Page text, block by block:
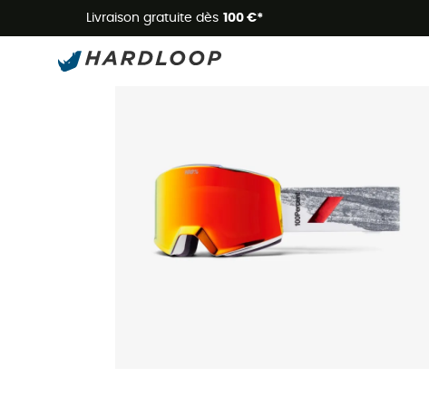
Livraison gratuite dès 100 €*